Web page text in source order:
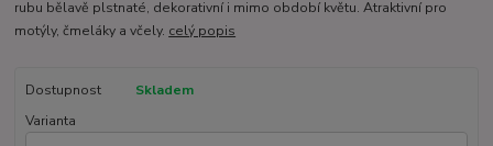
rubu bělavě plstnaté, dekorativní i mimo období květu. Atraktivní pro
motýly, čmeláky a včely. celý popis
Dostupnost
Skladem
Varianta